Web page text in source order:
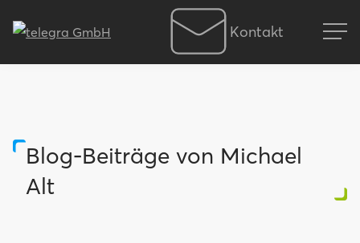
Kontakt
Blog-Beiträge von Michael
Alt